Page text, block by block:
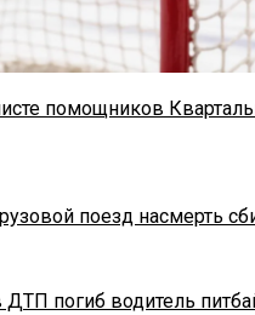
помощников
поезд насмерть
ДТП погиб водитель